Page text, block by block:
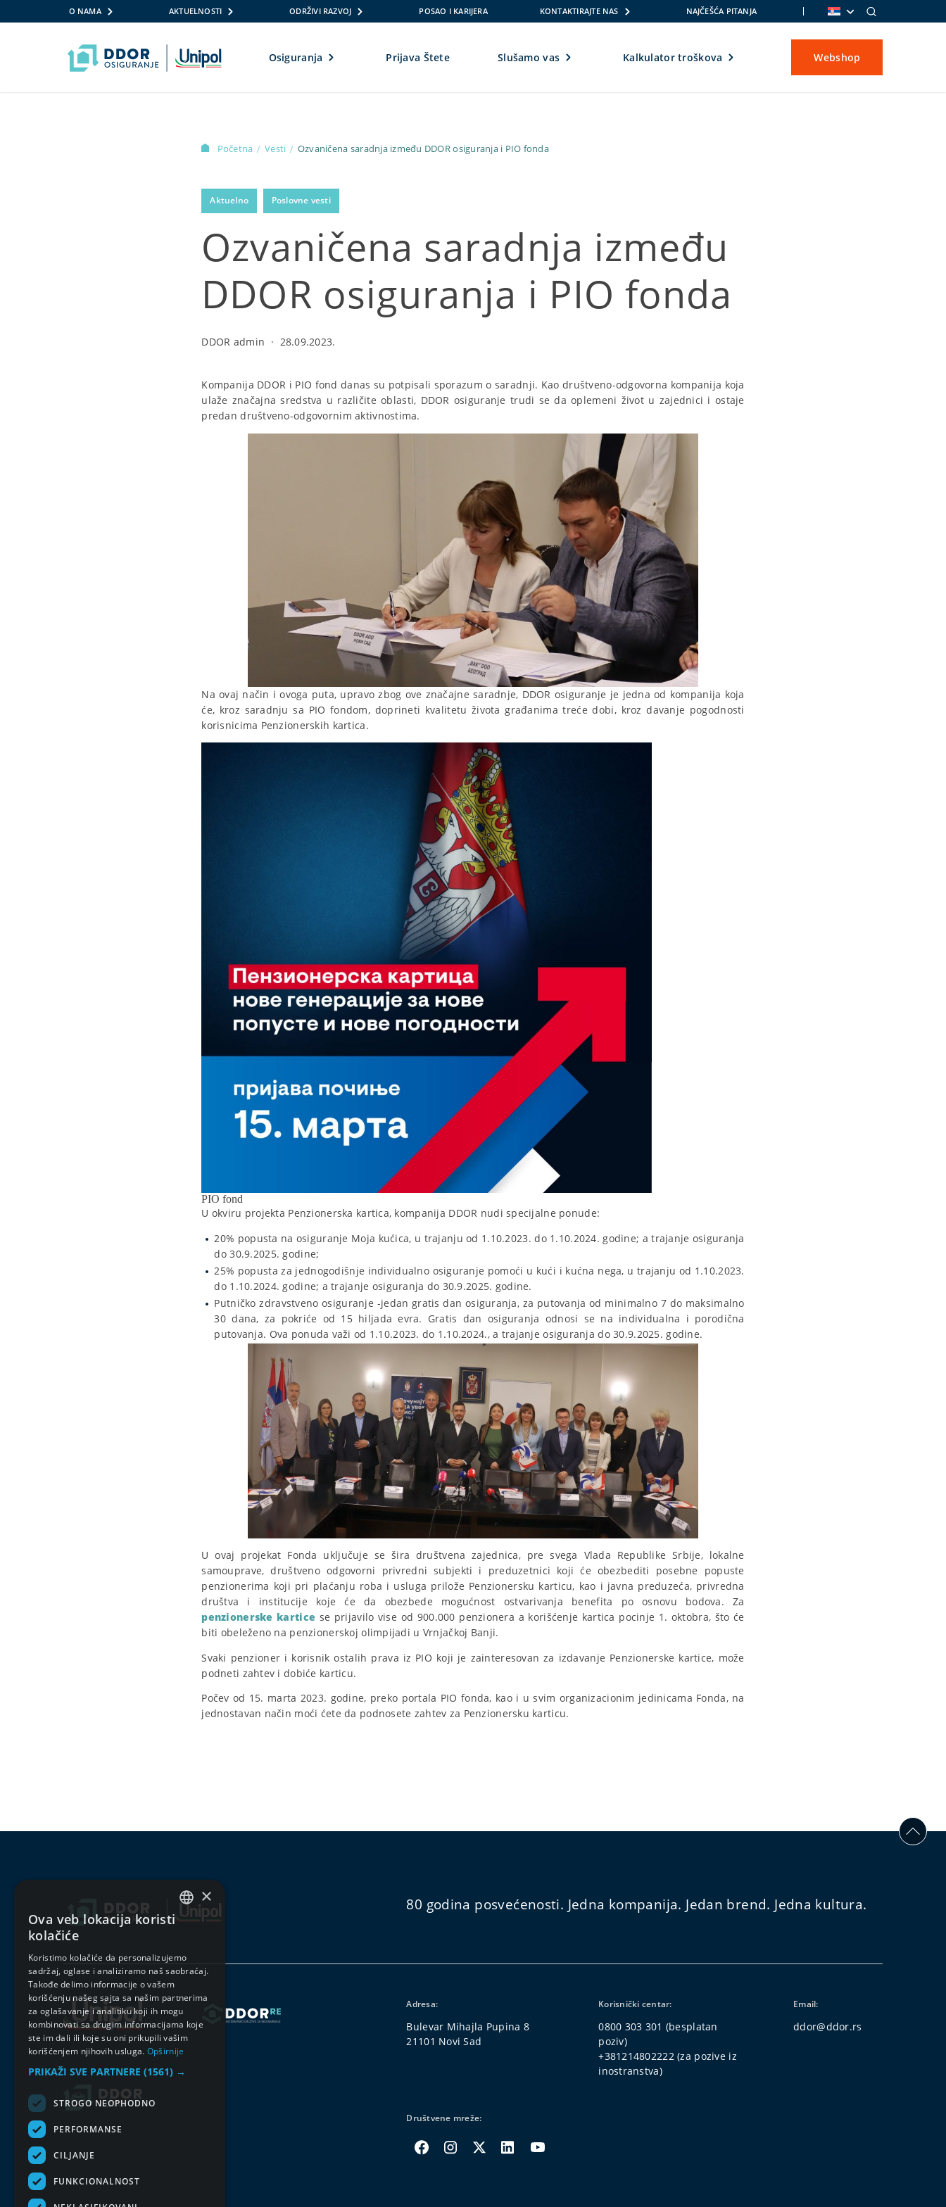
O NAMA AKTUELNOSTI ODRŽIVI RAZVOJ POSAO I KARIJERA KONTAKTIRAJTE NAS NAJČEŠĆA PITANJA
Osiguranja Prijava Štete Slušamo vas Kalkulator troškova Webshop
Početna / Vesti / Ozvaničena saradnja između DDOR osiguranja i PIO fonda
Aktuelno Poslovne vesti
Ozvaničena saradnja između
DDOR osiguranja i PIO fonda
DDOR admin · 28.09.2023.
Kompanija DDOR i PIO fond danas su potpisali sporazum o saradnji. Kao društveno-odgovorna kompanija koja
ulaže značajna sredstva u različite oblasti, DDOR osiguranje trudi se da oplemeni život u zajednici i ostaje
predan društveno-odgovornim aktivnostima.
Na ovaj način i ovoga puta, upravo zbog ove značajne saradnje, DDOR osiguranje je jedna od kompanija koja
će, kroz saradnju sa PIO fondom, doprineti kvalitetu života građanima treće dobi, kroz davanje pogodnosti
korisnicima Penzionerskih kartica.
PIO fond
U okviru projekta Penzionerska kartica, kompanija DDOR nudi specijalne ponude:
20% popusta na osiguranje Moja kućica, u trajanju od 1.10.2023. do 1.10.2024. godine; a trajanje osiguranja
do 30.9.2025. godine;
25% popusta za jednogodišnje individualno osiguranje pomoći u kući i kućna nega, u trajanju od 1.10.2023.
do 1.10.2024. godine; a trajanje osiguranja do 30.9.2025. godine.
Putničko zdravstveno osiguranje -jedan gratis dan osiguranja, za putovanja od minimalno 7 do maksimalno
30 dana, za pokriće od 15 hiljada evra. Gratis dan osiguranja odnosi se na individualna i porodična
putovanja. Ova ponuda važi od 1.10.2023. do 1.10.2024., a trajanje osiguranja do 30.9.2025. godine.
U ovaj projekat Fonda uključuje se šira društvena zajednica, pre svega Vlada Republike Srbije, lokalne
samouprave, društveno odgovorni privredni subjekti i preduzetnici koji će obezbediti posebne popuste
penzionerima koji pri plaćanju roba i usluga prilože Penzionersku karticu, kao i javna preduzeća, privredna
društva i institucije koje će da obezbede mogućnost ostvarivanja benefita po osnovu bodova. Za
penzionerske kartice se prijavilo vise od 900.000 penzionera a korišćenje kartica pocinje 1. oktobra, što će
biti obeleženo na penzionerskoj olimpijadi u Vrnjačkoj Banji.
Svaki penzioner i korisnik ostalih prava iz PIO koji je zainteresovan za izdavanje Penzionerske kartice, može
podneti zahtev i dobiće karticu.
Počev od 15. marta 2023. godine, preko portala PIO fonda, kao i u svim organizacionim jedinicama Fonda, na
jednostavan način moći ćete da podnosete zahtev za Penzionersku karticu.
80 godina posvećenosti. Jedna kompanija. Jedan brend. Jedna kultura.
Adresa:
Bulevar Mihajla Pupina 8
21101 Novi Sad
Korisnički centar:
0800 303 301 (besplatan
poziv)
+381214802222(za pozive iz
inostranstva)
Email:
ddor@ddor.rs
Društvene mreže:
SERBIAN
×
Ova veb lokacija koristi
kolačiće
Koristimo kolačiće da personalizujemo
sadržaj, oglase i analiziramo naš saobraćaj.
Takođe delimo informacije o vašem
korišćenju našeg sajta sa našim partnerima
za oglašavanje i analitiku koji ih mogu
kombinovati sa drugim informacijama koje
ste im dali ili koje su oni prikupili vašim
korišćenjem njihovih usluga. Opširnije
PRIKAŽI SVE PARTNERE (1561) →
STROGO NEOPHODNO
PERFORMANSE
CILJANJE
FUNKCIONALNOST